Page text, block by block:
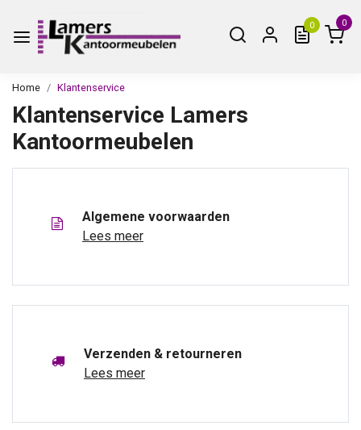
0 0
Home Klantenservice
Klantenservice Lamers
Kantoormeubelen
Algemene voorwaarden
Lees meer
Verzenden & retourneren
Lees meer